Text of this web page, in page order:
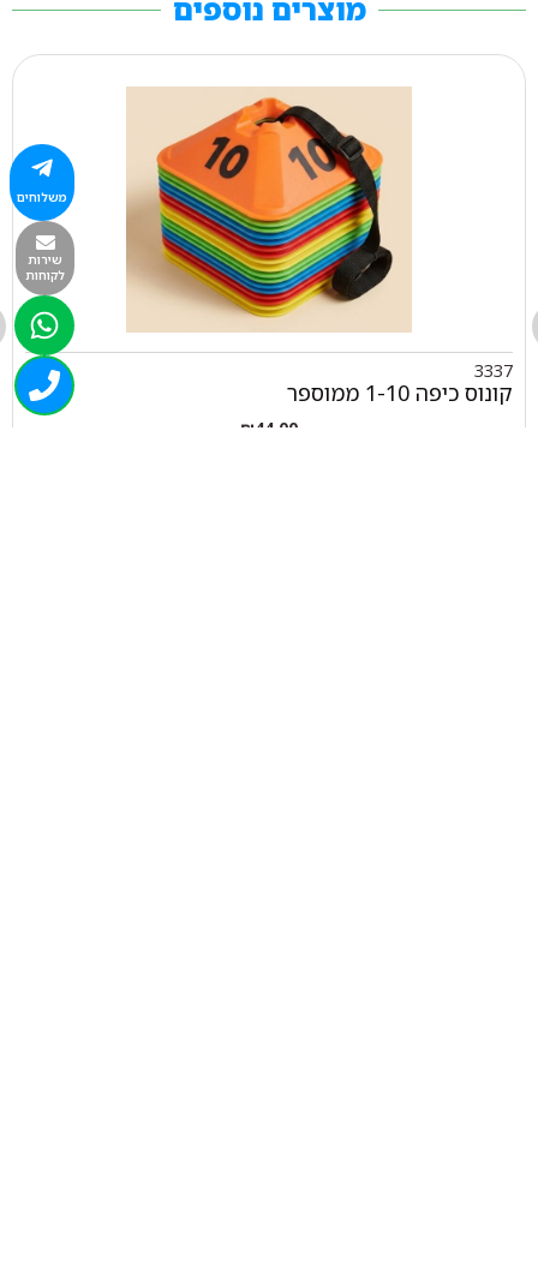
מוצרים נוספים
3337
קונוס כיפה 1-10 ממוספר
₪44.00
משלוחים
שירות
לקוחות